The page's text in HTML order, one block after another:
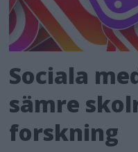
Sociala
sämre
forskning